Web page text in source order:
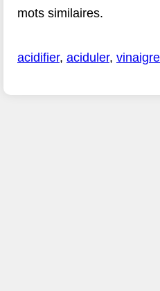
mots similaires.
acidifier, aciduler,